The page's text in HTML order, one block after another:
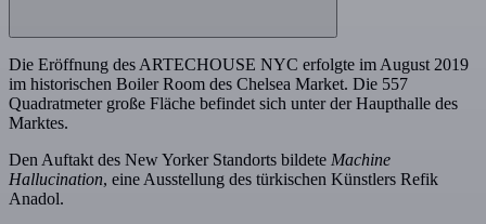
Die Eröffnung des ARTECHOUSE NYC erfolgte im August 2019
im historischen Boiler Room des Chelsea Market. Die 557
Quadratmeter große Fläche befindet sich unter der Haupthalle des
Marktes.
Den Auftakt des New Yorker Standorts bildete Machine
Hallucination, eine Ausstellung des türkischen Künstlers Refik
Anadol.